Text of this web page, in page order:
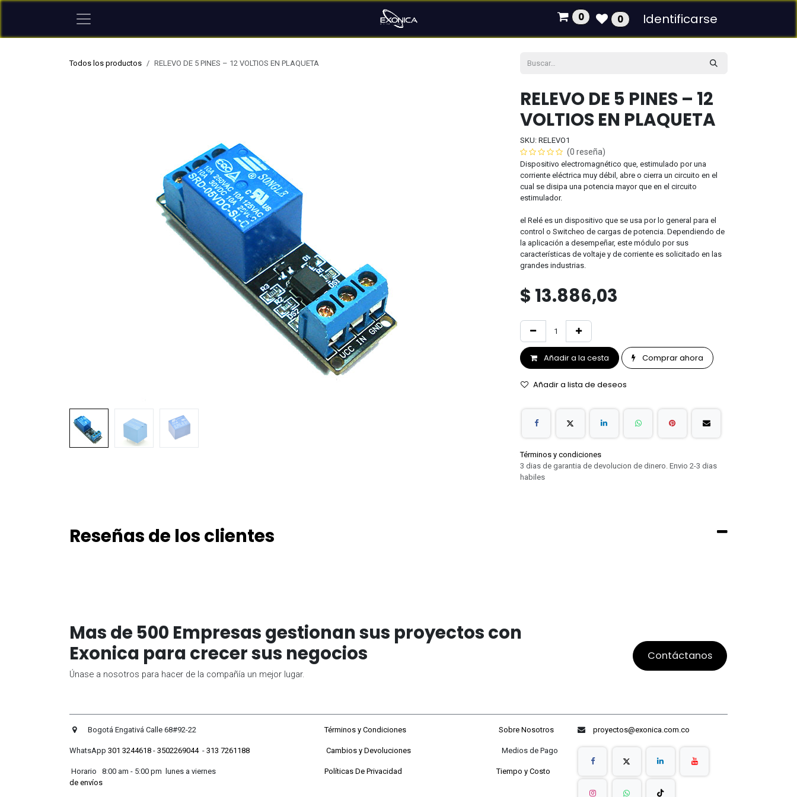
Ir al contenido
0 0 Identificarse
Todos los productos RELEVO DE 5 PINES – 12 VOLTIOS EN PLAQUETA
RELEVO DE 5 PINES – 12
VOLTIOS EN PLAQUETA
SKU: RELEVO1
(0 reseña)
Dispositivo electromagnético que, estimulado por una
corriente eléctrica muy débil, abre o cierra un circuito en el
cual se disipa una potencia mayor que en el circuito
estimulador.
el Relé es un dispositivo que se usa por lo general para el
control o Switcheo de cargas de potencia. Dependiendo de
la aplicación a desempeñar, este módulo por sus
características de voltaje y de corriente es solicitado en las
grandes industrias.
$ 13.886,03
Añadir a la cesta Comprar ahora
Añadir a lista de deseos
Términos y condiciones
3 dias de garantia de devolucion de dinero. Envio 2-3 dias
habiles
Reseñas de los clientes
Mas de 500 Empresas gestionan sus proyectos con
Exonica para crecer sus negocios
Únase a nosotros para hacer de la compañía un mejor lugar.
Contáctanos
Bogotá Engativá Calle 68#92-22Términos y Condiciones Sobre Nosotros
WhatsApp 301 3244618 - 3502269044- 313 7261188 Cambios y Devoluciones Medios de Pago
Horario 8:00 am - 5:00 pm lunes a viernes Políticas De Privacidad
Tiempo y Costo
de envíos
proyectos@exonica.com.co